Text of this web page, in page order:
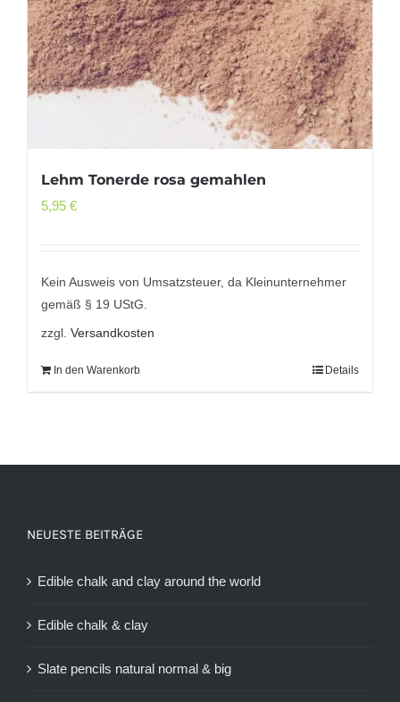
Lehm Tonerde rosa gemahlen
5,95 €
Kein Ausweis von Umsatzsteuer, da Kleinunternehmer
gemäß § 19 UStG.
zzgl. Versandkosten
In den Warenkorb Details
NEUESTE BEITRÄGE
Edible chalk and clay around the world
Edible chalk & clay
Slate pencils natural normal & big